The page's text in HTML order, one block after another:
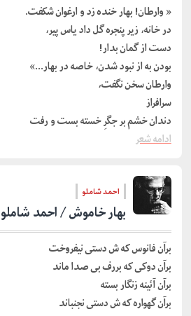
« وارطان! بهار خنده زد و ارغوان شکفت.
در خانه، زیر پنجره گل داد یاس پیر،
دست از گمان بدار!
بودن به از نبود شدن، خاصه در بهار…»
وارطان سخن نگفت،
سرافراز
دندان خشم بر جگرِ خسته بست و رفت
ادامه شعر
احمد شاملو
بهار خاموش / احمد شاملو
برآن فانوس که ش دستی نیفروخت
برآن دوکی که بررف بی صدا ماند
برآن آئینه زنگار بسته
برآن گهواره که ش دستی نجنباند